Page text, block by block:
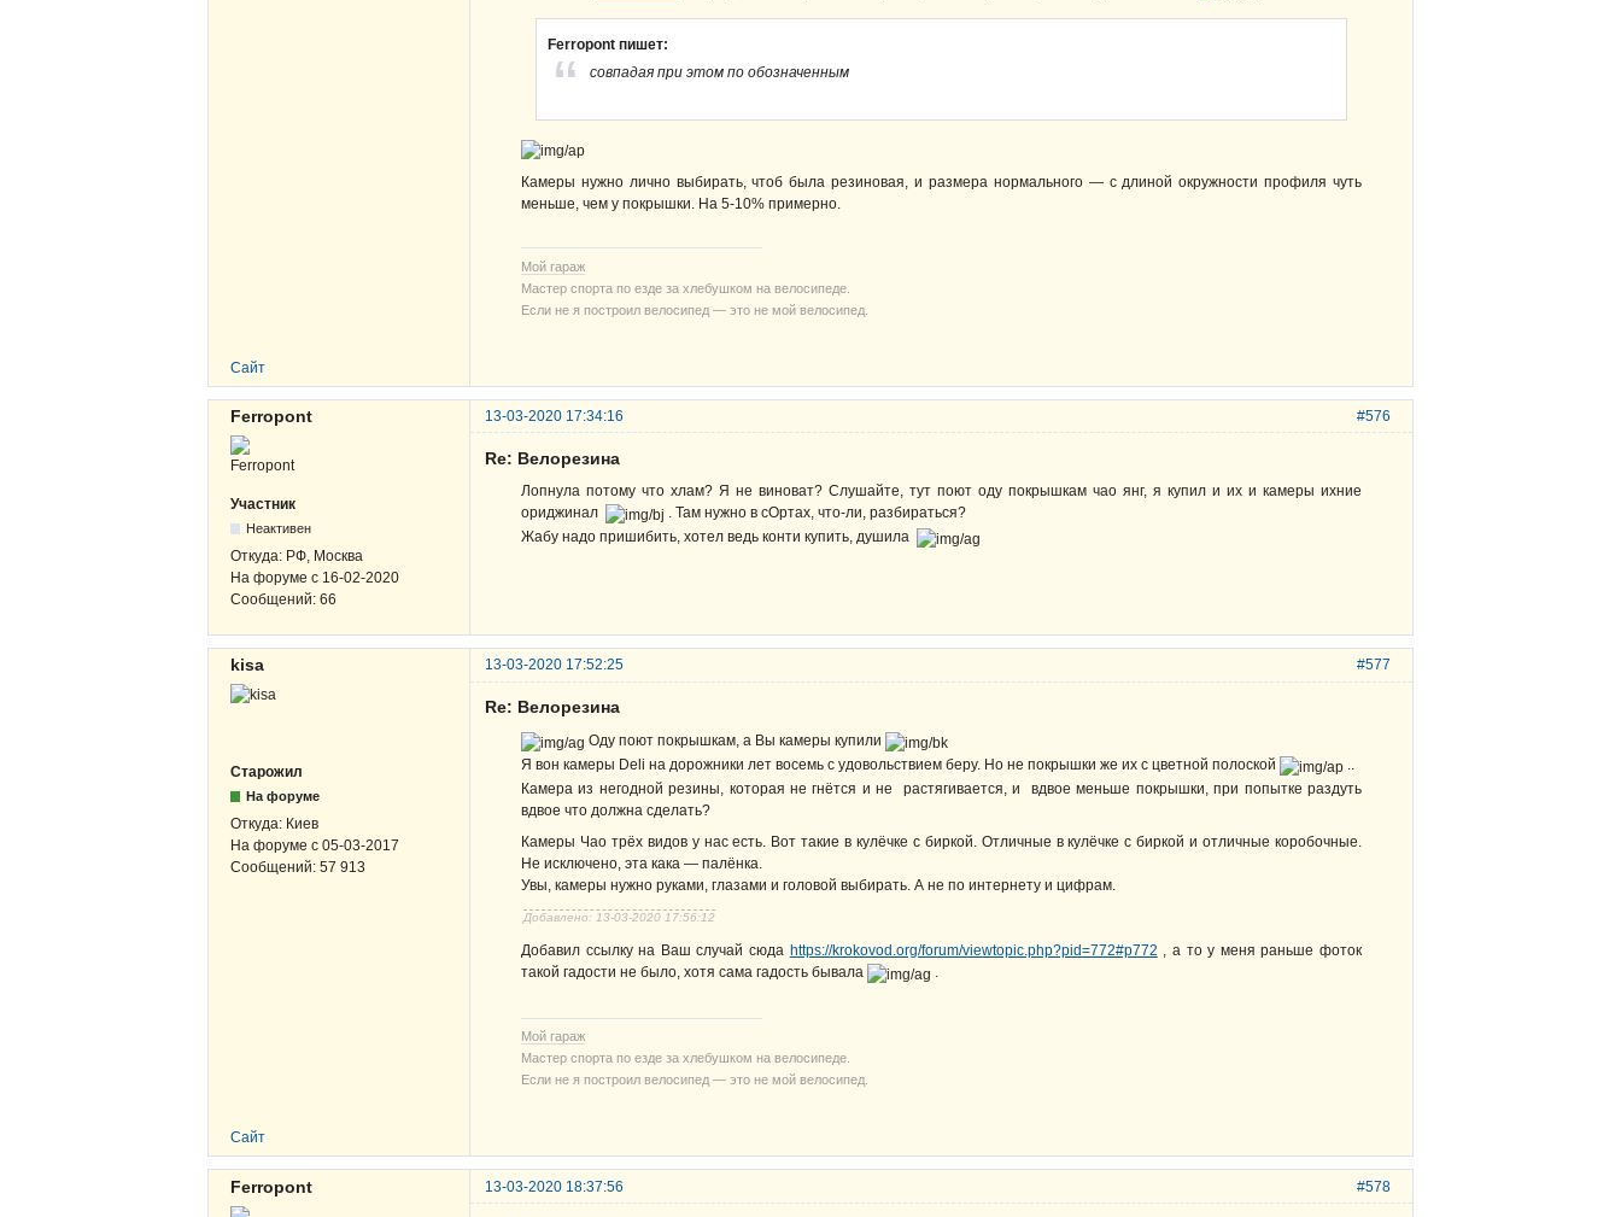
Ferropont пишет:
совпадая при этом по обозначенным
Камеры нужно лично выбирать, чтоб была резиновая, и размера нормального — с длиной окружности профиля чуть
меньше, чем у покрышки. На 5-10% примерно.
Мой гараж
Мастер спорта по езде за хлебушком на велосипеде.
Если не я построил велосипед — это не мой велосипед.
Сайт
#576
Ferropont 13-03-2020 17:34:16
Участник
Неактивен
Откуда: РФ, Москва
На форуме с 16-02-2020
Сообщений: 66
Re: Велорезина
Лопнула потому что хлам? Я не виноват? Слушайте, тут поют оду покрышкам чао янг, я купил и их и камеры ихние
ориджинал
. Там нужно в сОртах, что-ли, разбираться?
Жабу надо пришибить, хотел ведь конти купить, душила
#577
kisa 13-03-2020 17:52:25
Старожил
На форуме
Откуда: Киев
На форуме с 05-03-2017
Сообщений: 57 913
Re: Велорезина
Оду поют покрышкам, а Вы камеры купили
Я вон камеры Deli на дорожники лет восемь с удовольствием беру. Но не покрышки же их с цветной полоской
Камера из негодной резины, которая не гнётся и не растягивается, и вдвое меньше покрышки, при попытке раздуть
вдвое что должна сделать?
Камеры Чао трёх видов у нас есть. Вот такие в кулёчке с биркой. Отличные в кулёчке с биркой и отличные коробочные.
Не исключено, эта кака — палёнка.
Увы, камеры нужно руками, глазами и головой выбирать. А не по интернету и цифрам.
Добавлено: 13-03-2020 17:56:12
Добавил ссылку на Ваш случай сюда https://krokovod.org/forum/viewtopic.php?pid=772#p772 , а то у меня раньше фоток
такой гадости не было, хотя сама гадость бывала
Мой гараж
Мастер спорта по езде за хлебушком на велосипеде.
Если не я построил велосипед — это не мой велосипед.
Сайт
#578
Ferropont 13-03-2020 18:37:56